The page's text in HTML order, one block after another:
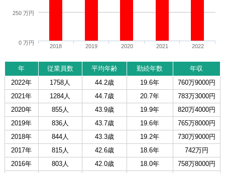
2018 2019 2020 2021 2022
0 万円
250 万円
年 従業員数 平均年齢 勤続年数
年収
2022年
1758人 44.2歳 19.6年
760万9000円
2021年
1284人 44.7歳 20.7年
783万3000円
2020年
855人 43.9歳 19.9年
820万4000円
2019年
836人 43.7歳 19.6年
765万8000円
2018年
844人 43.3歳 19.2年
730万9000円
2017年
815人 42.6歳 18.6年
742万円
2016年
803人 42.0歳 18.0年
758万8000円